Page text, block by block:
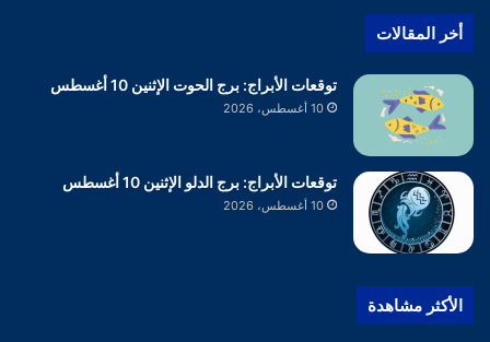
أخر المقالات
توقعات الأبراج: برج الحوت الإثنين 10 أغسطس
10 أغسطس، 2026
توقعات الأبراج: برج الدلو الإثنين 10 أغسطس
10 أغسطس، 2026
الأكثر مشاهدة